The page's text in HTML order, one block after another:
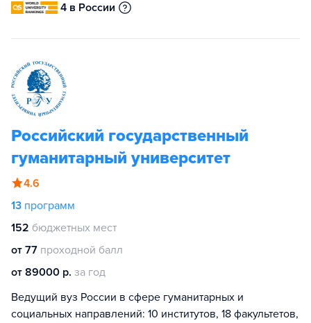
4 в России
Российский государственный
гуманитарный университет
4.6
13 программ
152 бюджетных мест
от 77 проходной балл
от 89000 р. за год
Ведущий вуз России в сфере гуманитарных и
социальных направлений: 10 институтов, 18 факультетов,